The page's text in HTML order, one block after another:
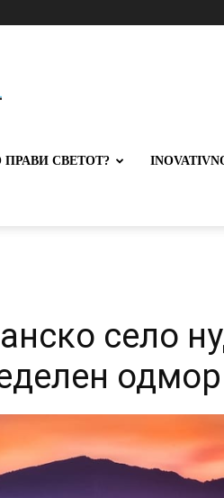
СВЕТОТ?
село
одмор